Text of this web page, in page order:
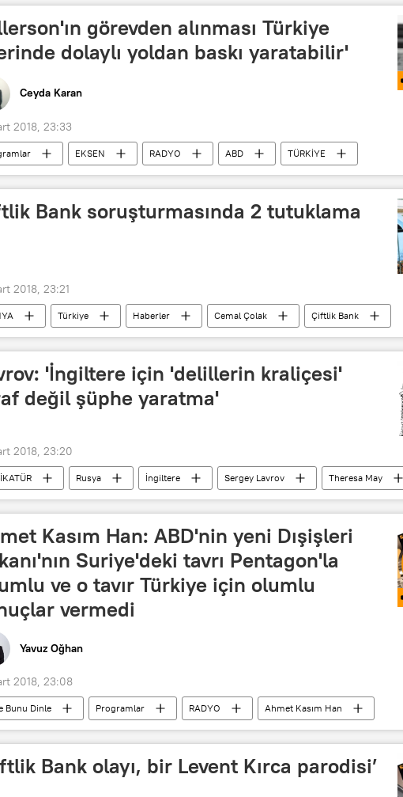
görevden alınması Türkiye
dolaylı yoldan baskı yaratabilir'
Ceyda Karan
2018, 23:33
EKSEN RADYO ABD
TÜRKİYE
Trump
Rex Tillerson Hasan Köni
Bank soruşturmasında 2 tutuklama
2018, 23:21
Türkiye Haberler Cemal Çolak Çiftlik Bank
'İngiltere için 'delillerin kraliçesi'
değil şüphe yaratma'
2018, 23:20
Rusya İngiltere Sergey Lavrov
Theresa May
Skripal
Kimyasal Silahların Yasaklanması Örgütü (OPCW)
Kasım Han: ABD'nin yeni Dışişleri
Suriye'deki tavrı Pentagon'la
ve o tavır Türkiye için olumlu
vermedi
Yavuz Oğhan
2018, 23:08
Bunu Dinle Programlar RADYO
Ahmet Kasım Han
Pompeo
Rex Tillerson
Bank olayı, bir Levent Kırca parodisi’